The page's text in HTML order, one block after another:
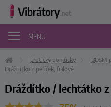
MENU
Erotické pomůcky BDSM
Dráždítko z peříček, fialové
Dráždítko / lechtátko